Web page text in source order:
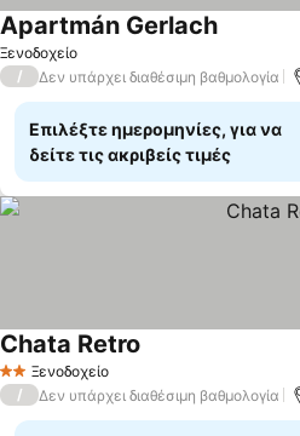
Ξενοδοχείο
Apartmán Gerlach
/ Δεν υπάρχει διαθέσιμη βαθμολογία
Επιλέξτε ημερομηνίες, για να
δείτε τις ακριβείς τιμές
2 ΑστέριαΞενοδοχείο
Chata Retro
/ Δεν υπάρχει διαθέσιμη βαθμολογία